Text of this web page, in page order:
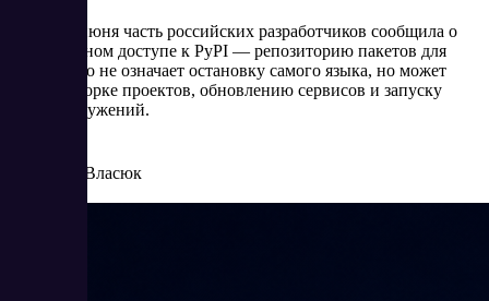
В начале июня часть российских разработчиков сообщила о
нестабильном доступе к PyPI — репозиторию пакетов для
Python. Это не означает остановку самого языка, но может
мешать сборке проектов, обновлению сервисов и запуску
новых окружений.
Елена Власюк